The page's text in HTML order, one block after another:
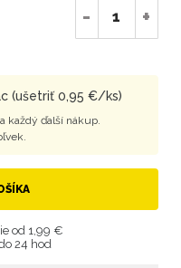
- +
(ušetriť 0,95 €/ks)
každý ďalší nákup.
od 1,99 €
24 hod